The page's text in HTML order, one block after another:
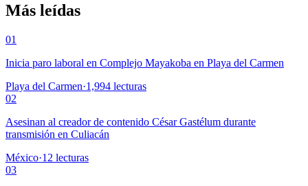
Más leídas
01
Inicia paro laboral en Complejo Mayakoba en Playa del Carmen
Playa del Carmen·1,994 lecturas
02
Asesinan al creador de contenido César Gastélum durante
transmisión en Culiacán
México·12 lecturas
03